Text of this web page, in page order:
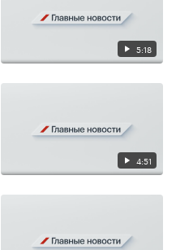
5:18
4:51